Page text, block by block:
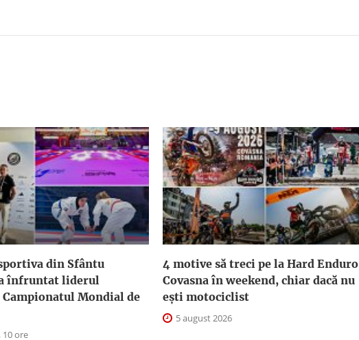
din Sfântu
înfruntat liderul
Mondial de
10 ore
4 motive să treci pe la Hard Enduro
Covasna în weekend, chiar dacă nu
ești motociclist
5 august 2026